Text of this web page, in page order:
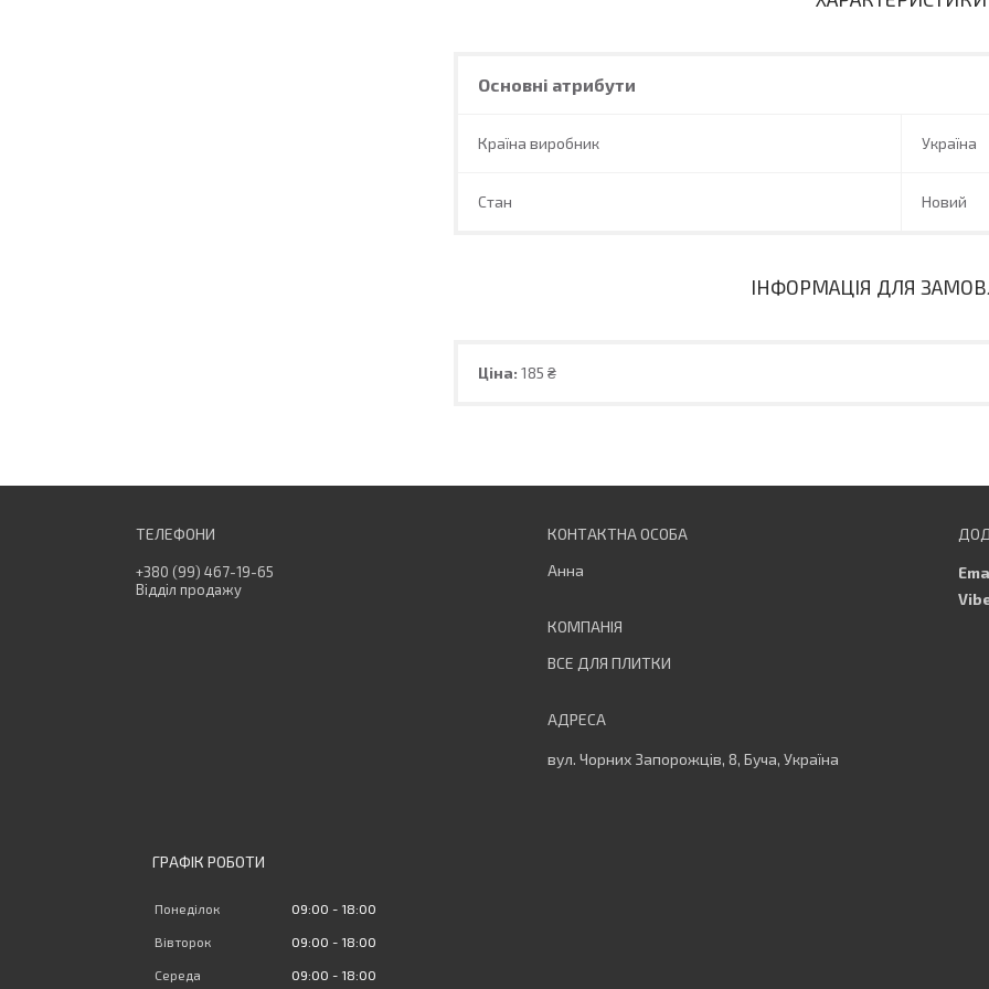
Основні атрибути
Країна виробник Україна
Стан Новий
ІНФОРМАЦІЯ ДЛЯ
Ціна: 185 ₴
+380 (99) 467-19-65
Відділ продажу
Анна
ВСЕ ДЛЯ ПЛИТКИ
вул. Чорних Запорожців, 8, Буча, Україна
ГРАФІК РОБОТИ
Понеділок 09:00 18:00
Вівторок 09:00 18:00
Середа 09:00 18:00